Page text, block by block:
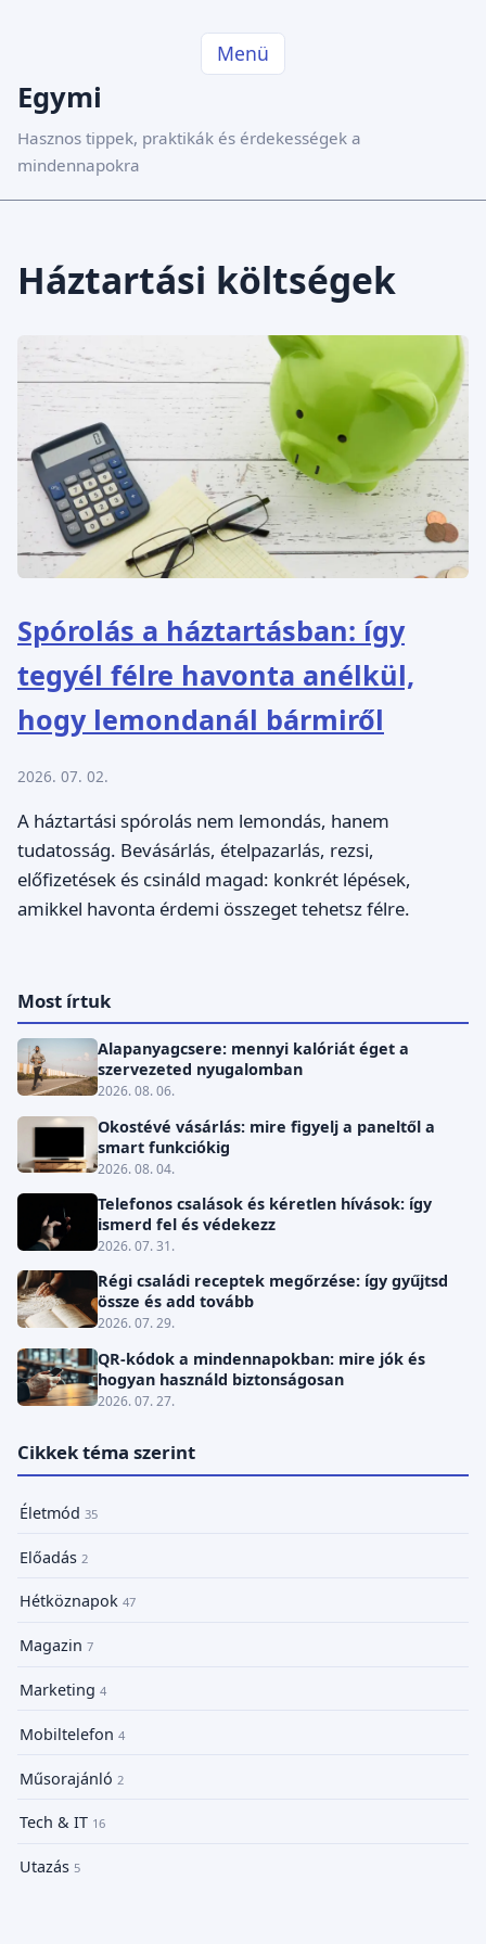
Menü
Egymi
Hasznos tippek, praktikák és érdekességek a
mindennapokra
Háztartási költségek
Spórolás a háztartásban: így
tegyél félre havonta anélkül,
hogy lemondanál bármiről
2026. 07. 02.
A háztartási spórolás nem lemondás, hanem
tudatosság. Bevásárlás, ételpazarlás, rezsi,
előfizetések és csináld magad: konkrét lépések,
amikkel havonta érdemi összeget tehetsz félre.
Most írtuk
Alapanyagcsere: mennyi kalóriát éget a
szervezeted nyugalomban
2026. 08. 06.
Okostévé vásárlás: mire figyelj a paneltől a
smart funkciókig
2026. 08. 04.
Telefonos csalások és kéretlen hívások: így
ismerd fel és védekezz
2026. 07. 31.
Régi családi receptek megőrzése: így gyűjtsd
össze és add tovább
2026. 07. 29.
QR-kódok a mindennapokban: mire jók és
hogyan használd biztonságosan
2026. 07. 27.
Cikkek téma szerint
Életmód 35
Előadás 2
Hétköznapok 47
Magazin 7
Marketing 4
Mobiltelefon 4
Műsorajánló 2
Tech & IT 16
Utazás 5